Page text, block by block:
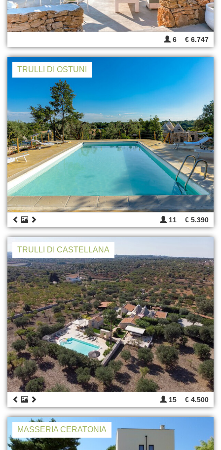
6 € 6.747
TRULLI DI OSTUNI
11 € 5.390
TRULLI DI CASTELLANA
15 € 4.500
MASSERIA CERATONIA